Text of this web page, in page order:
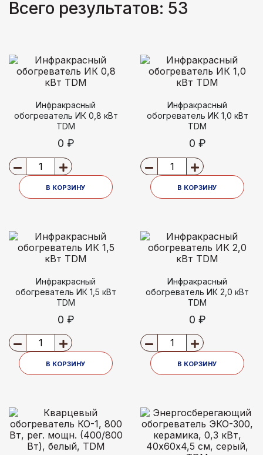
Всего результатов: 53
Инфракрасный
обогреватель ИК 0,8 кВт
TDM
0 ₽
В КОРЗИНУ
Инфракрасный
обогреватель ИК 1,0 кВт
TDM
0 ₽
В КОРЗИНУ
Инфракрасный
обогреватель ИК 1,5 кВт
TDM
0 ₽
В КОРЗИНУ
Инфракрасный
обогреватель ИК 2,0 кВт
TDM
0 ₽
В КОРЗИНУ